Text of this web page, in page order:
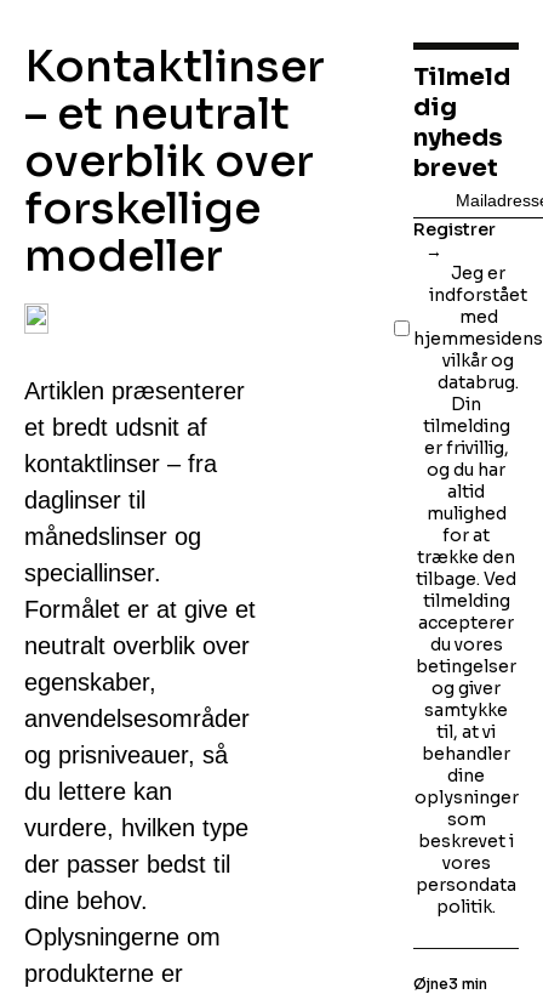
Kontaktlinser
– et neutralt
overblik over
forskellige
modeller
Artiklen præsenterer
et bredt udsnit af
kontaktlinser – fra
daglinser til
månedslinser og
speciallinser.
Formålet er at give et
neutralt overblik over
egenskaber,
anvendelsesområder
og prisniveauer, så
du lettere kan
vurdere, hvilken type
der passer bedst til
dine behov.
Oplysningerne om
produkterne er
Tilmeld
dig
nyheds
brevet
Registrer
Jeg er
indforstået
med
hjemmesidens
vilkår og
databrug.
Din
tilmelding
er frivillig,
og du har
altid
mulighed
for at
trække den
tilbage. Ved
tilmelding
accepterer
du vores
betingelser
og giver
samtykke
til, at vi
behandler
dine
oplysninger
som
beskrevet i
vores
persondata
politik.
Øjne3 min